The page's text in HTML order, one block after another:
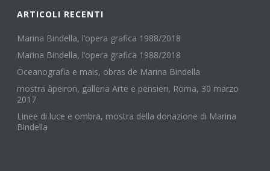
ARTICOLI RECENTI
Marina Bindella, l’opera grafica 1988/2018
Marina Bindella, l’opera grafica 1988/2018
Oceanografia e mais, obras de Marina Bindella
mostra àpeiron, galleria Arte e pensieri, Roma, 30 marzo
2017
Linee di luce e ombra, mostra della donazione di Marina
Bindella